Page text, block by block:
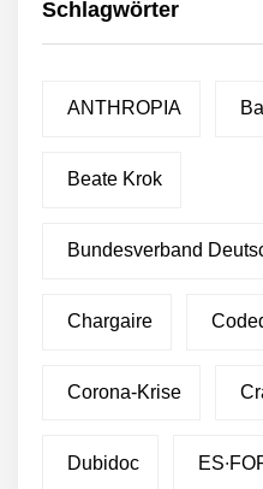
Schlagwörter
ANTHROPIA
Beate Krok
Bundesverband
Chargaire
Corona-Krise
Dubidoc